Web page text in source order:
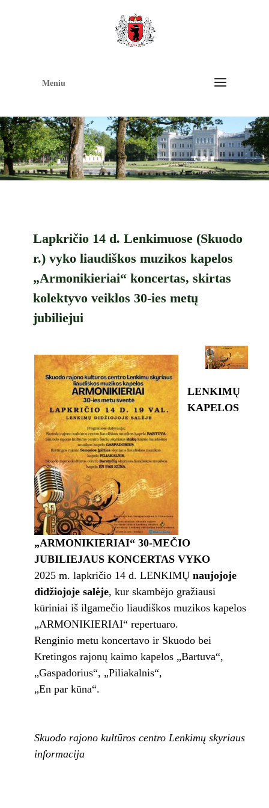
Meniu
Lapkričio 14 d. Lenkimuose (Skuodo
r.) vyko liaudiškos muzikos kapelos
„Armonikieriai“ koncertas, skirtas
kolektyvo veiklos 30-ies metų
jubiliejui
LENKIMŲ
KAPELOS
„ARMONIKIERIAI“ 30-MEČIO
JUBILIEJAUS KONCERTAS VYKO
2025 m. lapkričio 14 d. LENKIMŲ naujojoje
didžiojoje salėje, kur skambėjo gražiausi
kūriniai iš ilgamečio liaudiškos muzikos kapelos
„ARMONIKIERIAI“ repertuaro.
Renginio metu koncertavo ir Skuodo bei
Kretingos rajonų kaimo kapelos „Bartuva“,
„Gaspadorius“, „Piliakalnis“,
„En par kūna“.
Skuodo rajono kultūros centro Lenkimų skyriaus
informacija